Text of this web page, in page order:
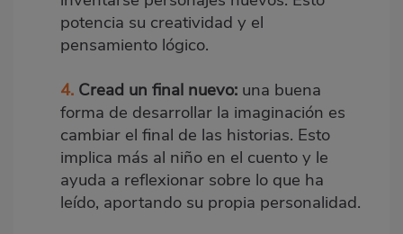
potencia su creatividad y el
pensamiento lógico.
4. Cread un final nuevo: una buena
forma de desarrollar la imaginación es
cambiar el final de las historias. Esto
implica más al niño en el cuento y le
ayuda a reflexionar sobre lo que ha
leído, aportando su propia personalidad.